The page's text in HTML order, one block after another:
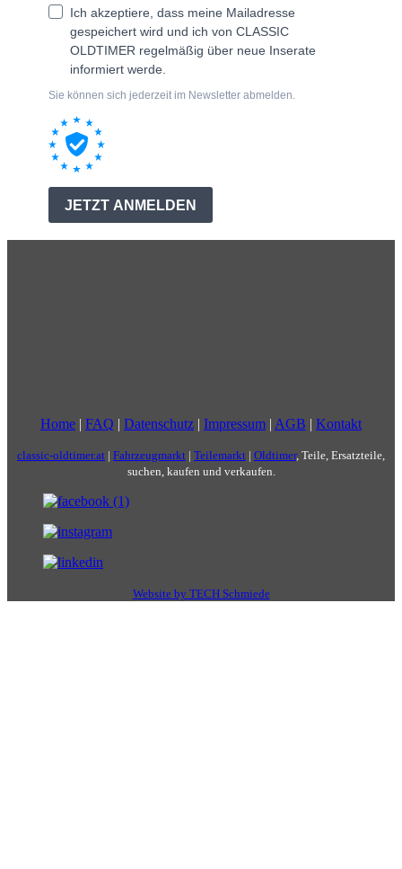
Home | FAQ | Datenschutz | Impressum | AGB | Kontakt
classic-oldtimer.at | Fahrzeugmarkt | Teilemarkt | Oldtimer, Teile, Ersatzteile,
suchen, kaufen und verkaufen.
Website by TECH Schmiede